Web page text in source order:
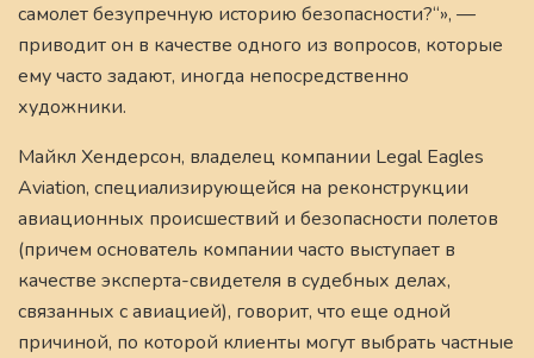
самолет безупречную историю безопасности?“», —
приводит он в качестве одного из вопросов, которые
ему часто задают, иногда непосредственно
художники.
Майкл Хендерсон, владелец компании Legal Eagles
Aviation, специализирующейся на реконструкции
авиационных происшествий и безопасности полетов
(причем основатель компании часто выступает в
качестве эксперта-свидетеля в судебных делах,
связанных с авиацией), говорит, что еще одной
причиной, по которой клиенты могут выбрать частные